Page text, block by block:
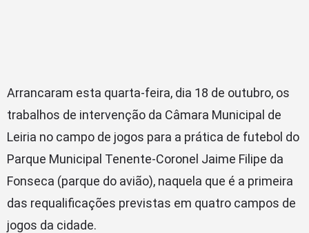
Arrancaram esta quarta-feira, dia 18 de outubro, os
trabalhos de intervenção da Câmara Municipal de
Leiria no campo de jogos para a prática de futebol do
Parque Municipal Tenente-Coronel Jaime Filipe da
Fonseca (parque do avião), naquela que é a primeira
das requalificações previstas em quatro campos de
jogos da cidade.